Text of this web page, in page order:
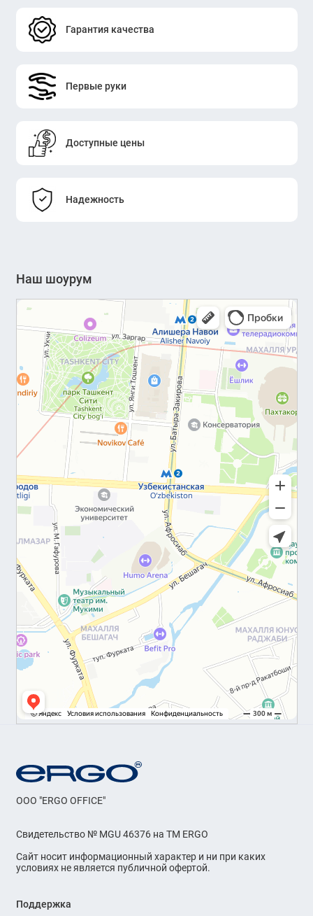
Гарантия качества
Первые руки
Доступные цены
Надежность
Наш шоурум
OOO "ERGO OFFICE"
Свидетельство № MGU 46376 на ТМ ERGO
Сайт носит информационный характер и ни при каких
условиях не является публичной офертой.
Поддержка